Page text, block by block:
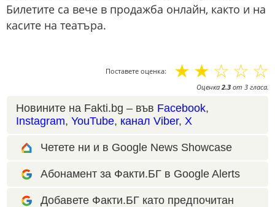
Билетите са вече в продажба онлайн, както и на
касите на театъра.
Поставете оценка: ☆
☆
☆
☆
☆
Оценка 2.3 от 3 гласа.
Новините на Fakti.bg – във Facebook,
Instagram, YouTube, канал Viber, X
Четете ни и в Google News Showcase
Абонамент за Факти.БГ в Google Alerts
Добавете Факти.БГ като предпочитан